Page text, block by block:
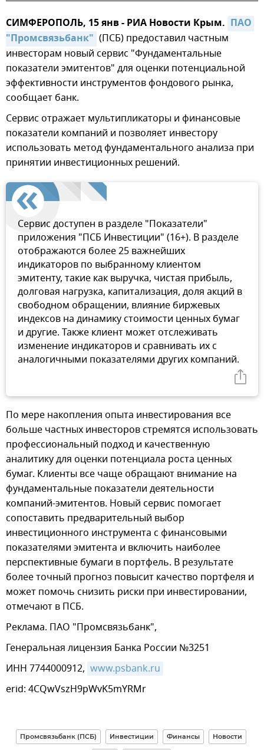
СИМФЕРОПОЛЬ, 15 янв - РИА Новости Крым. ПАО
"Промсвязьбанк" (ПСБ) предоставил частным
инвесторам новый сервис "Фундаментальные
показатели эмитентов" для оценки потенциальной
эффективности инструментов фондового рынка,
сообщает банк.
Сервис отражает мультипликаторы и финансовые
показатели компаний и позволяет инвестору
использовать метод фундаментального анализа при
принятии инвестиционных решений.
Сервис доступен в разделе "Показатели"
приложения "ПСБ Инвестиции" (16+). В разделе
отображаются более 25 важнейших
индикаторов по выбранному клиентом
эмитенту, такие как выручка, чистая прибыль,
долговая нагрузка, капитализация, доля акций в
свободном обращении, влияние биржевых
индексов на динамику стоимости ценных бумаг
и другие. Также клиент может отслеживать
изменение индикаторов и сравнивать их с
аналогичными показателями других компаний.
По мере накопления опыта инвестирования все
больше частных инвесторов стремятся использовать
профессиональный подход и качественную
аналитику для оценки потенциала роста ценных
бумаг. Клиенты все чаще обращают внимание на
фундаментальные показатели деятельности
компаний-эмитентов. Новый сервис помогает
сопоставить предварительный выбор
инвестиционного инструмента с финансовыми
показателями эмитента и включить наиболее
перспективные бумаги в портфель. В результате
более точный прогноз повысит качество портфеля и
может помочь снизить риски при инвестировании,
отмечают в ПСБ.
Реклама. ПАО "Промсвязьбанк",
Генеральная лицензия Банка России №3251
ИНН 7744000912, www.psbank.ru
erid: 4CQwVszH9pWvK5mYRMr
Промсвязьбанк (ПСБ) Инвестиции Финансы Новости